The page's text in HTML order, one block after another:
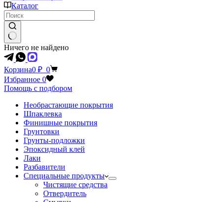
Каталог
Ничего не найдено
Корзина0 ₽ 0
Избранное 0
Помощь с подбором
Необрастающие покрытия
Шпаклевка
Финишные покрытия
Грунтовки
Грунты-подложки
Эпоксидный клей
Лаки
Разбавители
Специальные продукты
Чистящие средства
Отвердитель